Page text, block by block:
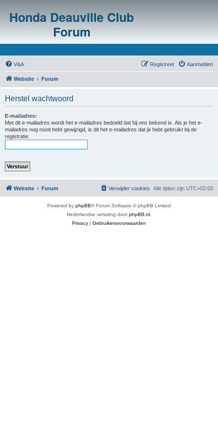
Honda Deauville Club
Forum
V&A Aanmelden
Registreer
Website Forum
Herstel wachtwoord
E-mailadres:
Met dit e-mailadres wordt het e-mailadres bedoeld dat bij ons bekend is. Als je het e-
mailadres nog nooit hebt gewijzigd, is dit het e-mailadres dat je hebt gebruikt bij de
registratie.
Website Forum Alle tijden zijn UTC+02:00
Verwijder cookies
Powered by phpBB® Forum Software © phpBB Limited
Nederlandse vertaling doorphpBB.nl
Privacy | Gebruikersvoorwaarden